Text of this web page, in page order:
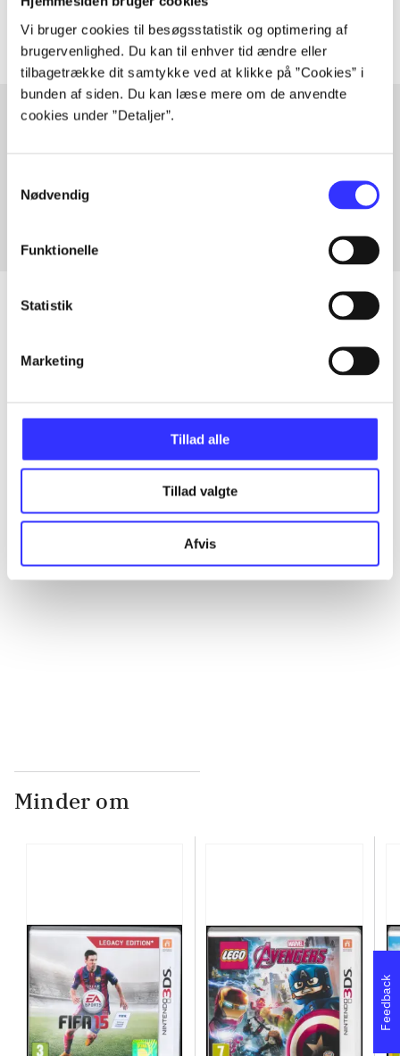
Vi bruger cookies til besøgsstatistik og optimering af
brugervenlighed. Du kan til enhver tid ændre eller
tilbagetrække dit samtykke ved at klikke på ”Cookies” i
bunden af siden. Du kan læse mere om de anvendte
cookies under ”Detaljer”.
Nødvendig
Funktionelle
Statistik
Marketing
Tillad alle
Tillad valgte
Afvis
Artikler
Minder om
Feedback